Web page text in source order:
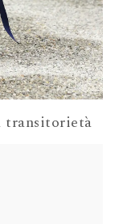
transitorietà